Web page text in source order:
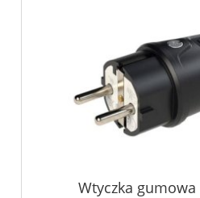
Wtyczka gumowa